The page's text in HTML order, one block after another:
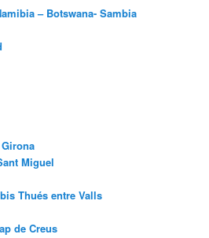
– Botswana- Sambia
Miguel
Thués entre Valls
de Creus